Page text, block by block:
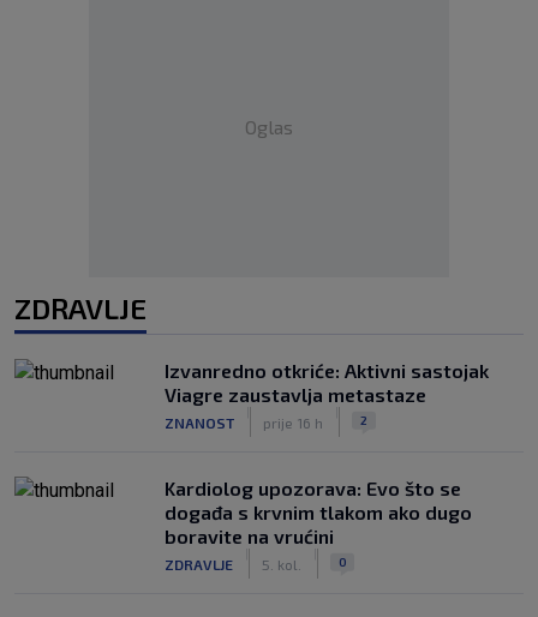
Oglas
ZDRAVLJE
Izvanredno otkriće: Aktivni sastojak
Viagre zaustavlja metastaze
ZNANOST prije 16 h 2
Kardiolog upozorava: Evo što se
događa s krvnim tlakom ako dugo
boravite na vrućini
ZDRAVLJE 5. kol. 0